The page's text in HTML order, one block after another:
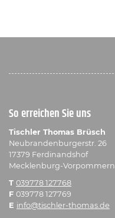
So erreichen Sie uns
Tischler Thomas Brüsch
Neubrandenburgerstr. 26
17379 Ferdinandshof
Mecklenburg-Vorpommern
T 039778 127768
F 039778 127769
E info@tischler-thomas.de